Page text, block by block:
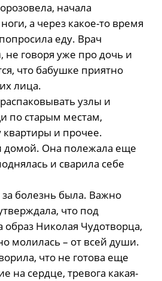
начала
а через какое-то время
еду. Врач
не говоря уже про дочь и
что бабушке приятно
лица.
узлы и
по старым местам,
и прочее.
домой. Она полежала еще
и сварила себе
болезнь была. Важно
что под
Николая Чудотворца,
молилась – от всей души.
что не готова еще
на сердце, тревога какая-